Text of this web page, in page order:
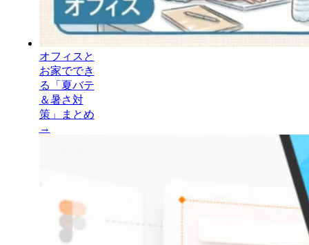
オフィスと
お家ででき
る「夏バテ
＆暑さ対
策」まとめ
→